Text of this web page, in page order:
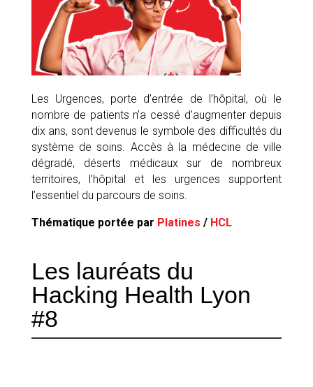
Les Urgences, porte d’entrée de l’hôpital, où le
nombre de patients n’a cessé d’augmenter depuis
dix ans, sont devenus le symbole des difficultés du
système de soins. Accès à la médecine de ville
dégradé, déserts médicaux sur de nombreux
territoires, l’hôpital et les urgences supportent
l’essentiel du parcours de soins.
Thématique portée par Platines / HCL
Les lauréats du
Hacking Health Lyon
#8